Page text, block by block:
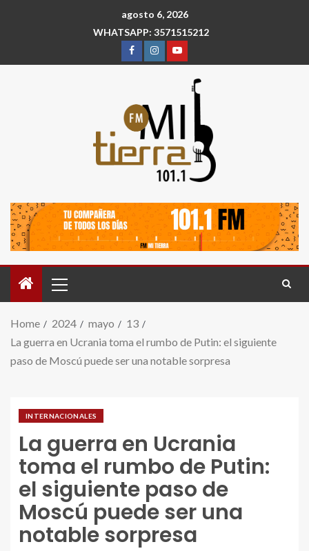
agosto 6, 2026
WHATSAPP: 3571515212
Home 2024 mayo
13
La guerra en Ucrania toma el rumbo de Putin: el siguiente
paso de Moscú puede ser una notable sorpresa
INTERNACIONALES
La guerra en Ucrania
toma el rumbo de Putin:
el siguiente paso de
Moscú puede ser una
notable sorpresa